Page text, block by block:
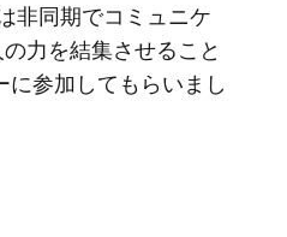
非同期でコミュニケ
力を結集させること
に参加してもらいまし